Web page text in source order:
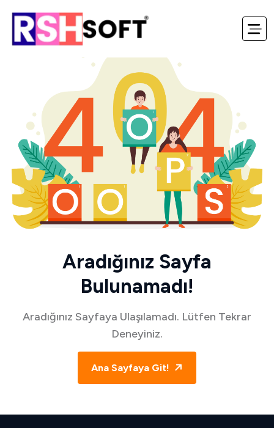
Aradığınız Sayfa
Bulunamadı!
Aradığınız Sayfaya Ulaşılamadı. Lütfen Tekrar
Deneyiniz.
Ana Sayfaya Git!